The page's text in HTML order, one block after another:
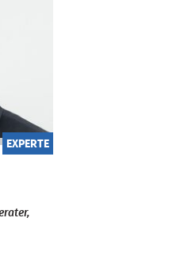
EXPERTE